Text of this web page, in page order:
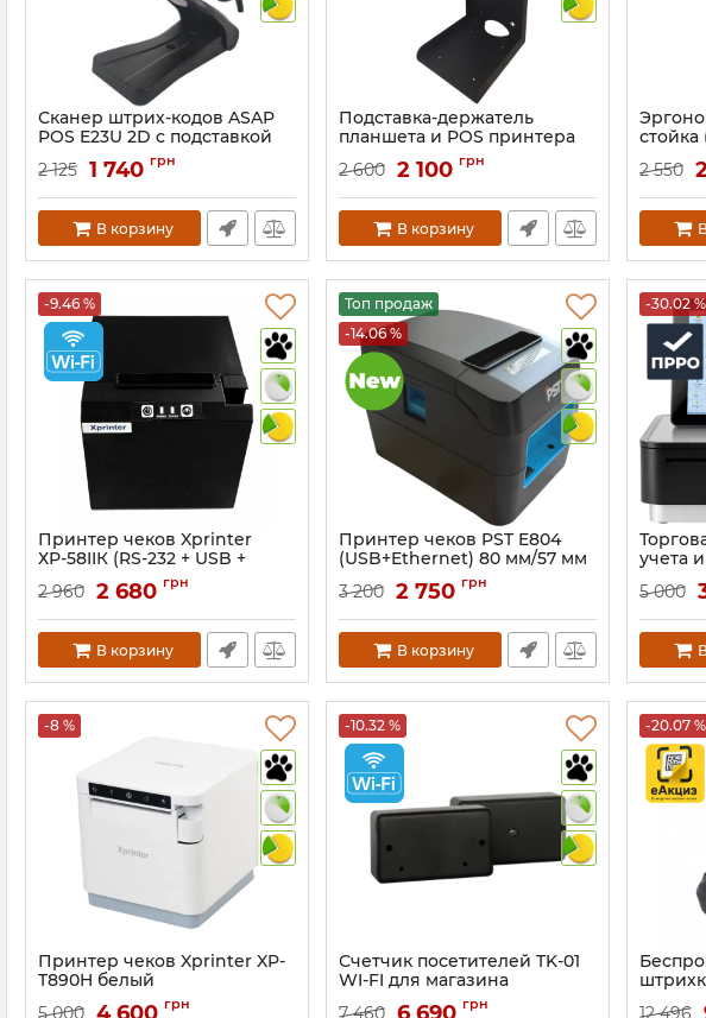
Сканер штрих-кодов ASAP
POS E23U 2D с подставкой
Артикул: 1271
2 125 1 740 грн
В корзину
Подставка-держатель
планшета и POS принтера
Артикул:1286
2 600 2 100 грн
В корзину
Артикул:
2 550
-9.46 %
Принтер чеков Xprinter
ХР-58IIК (RS-232 + USB +
Bluetooth + Wi-Fi)
Артикул:377
2 960 2 680 грн
В корзину
Топ продаж
-14.06 %
Принтер чеков PST E804
(USB+Ethernet) 80 мм/57 мм
Артикул:1404
3 200 2 750 грн
В корзину
-30.02 %
учета
Артикул:
5 000
-8 %
Принтер чеков Xprinter XP-
T890H белый
(USB+Ethernet+RS232)
5 000 грн
-10.32 %
Счетчик посетителей TK-01
WI-FI для магазина
Артикул:1082
7 460 грн
-20.07 %
Marlin
12 496